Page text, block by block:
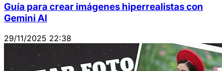
Guía para crear imágenes hiperrealistas con
Gemini AI
29/11/2025 22:38